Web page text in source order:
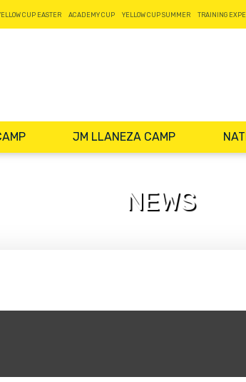
CUP EASTER ACADEMY CUP YELLOW CUP SUMMER TRAINING
JM LLANEZA CAMP
NEWS